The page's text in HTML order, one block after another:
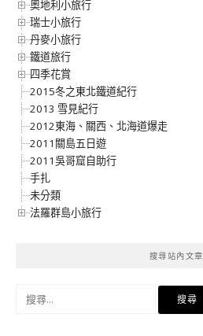
奧地利小旅行
瑞士小旅行
丹麥小旅行
鐵道旅行
四季花賞
2015冬之東北鐵道紀行
2013 雪見紀行
2012東海、關西、北海道爆走
2011關島五日遊
2011吳哥窟自助行
手扎
未分類
法羅群島小旅行
搜尋站內文章